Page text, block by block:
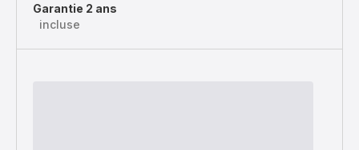
Garantie 2 ans
incluse